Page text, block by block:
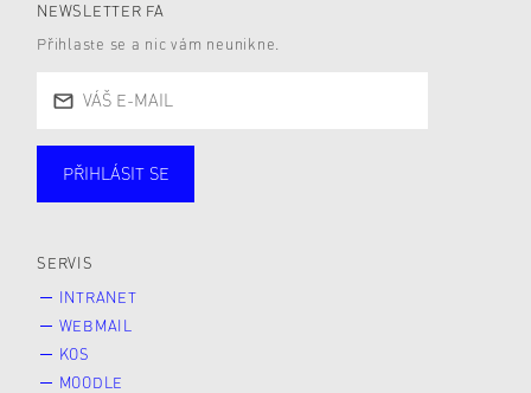
NEWSLETTER FA
Přihlaste se a nic vám neunikne.
PŘIHLÁSIT SE
SERVIS
INTRANET
WEBMAIL
KOS
MOODLE